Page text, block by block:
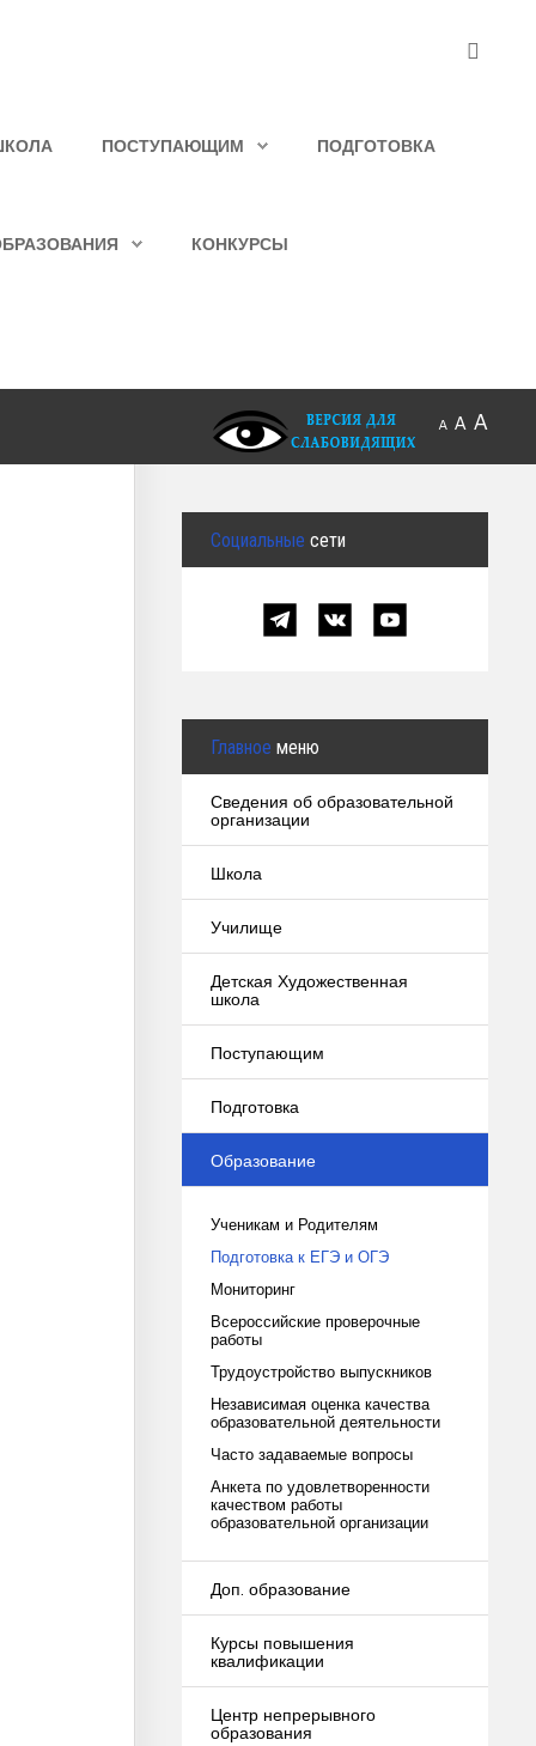
ПОСТУПАЮЩИМ ПОДГОТОВКА
КОНКУРСЫ
A A A
Социальные сети
Главное меню
Сведения об образовательной
организации
Школа
Училище
Детская Художественная
школа
Поступающим
Подготовка
Образование
Ученикам и Родителям
Подготовка к ЕГЭ и ОГЭ
Мониторинг
Всероссийские проверочные
работы
Трудоустройство выпускников
Независимая оценка качества
образовательной деятельности
Часто задаваемые вопросы
Анкета по удовлетворенности
качеством работы
образовательной организации
Доп. образование
Курсы повышения
квалификации
Центр непрерывного
образования